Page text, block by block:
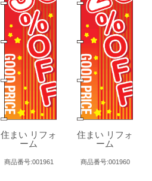
住まい リフォ
ーム
商品番号:001961
住まい リフォ
ーム
商品番号:001960